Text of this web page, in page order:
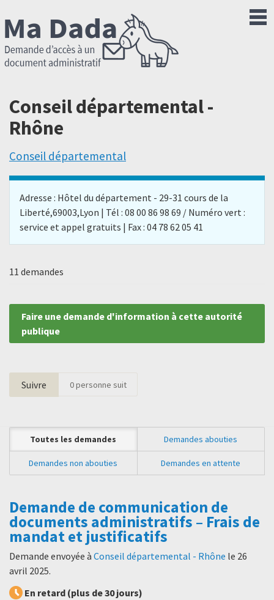
Conseil départemental -
Rhône
Conseil départemental
Adresse : Hôtel du département - 29-31 cours de la
Liberté,69003,Lyon | Tél : 08 00 86 98 69 / Numéro vert :
service et appel gratuits | Fax : 04 78 62 05 41
11 demandes
Faire une demande d'information à cette autorité
publique
Suivre 0personne suit
Toutes les demandes Demandes abouties
Demandes non abouties Demandes en attente
Demande de communication de
documents administratifs – Frais de
mandat et justificatifs
Demande envoyée à Conseil départemental - Rhône le 26
avril 2025.
En retard (plus de 30 jours)